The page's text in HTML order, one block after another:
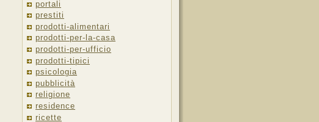
portali
prestiti
prodotti-alimentari
prodotti-per-la-casa
prodotti-per-ufficio
prodotti-tipici
psicologia
pubblicità
religione
residence
ricette